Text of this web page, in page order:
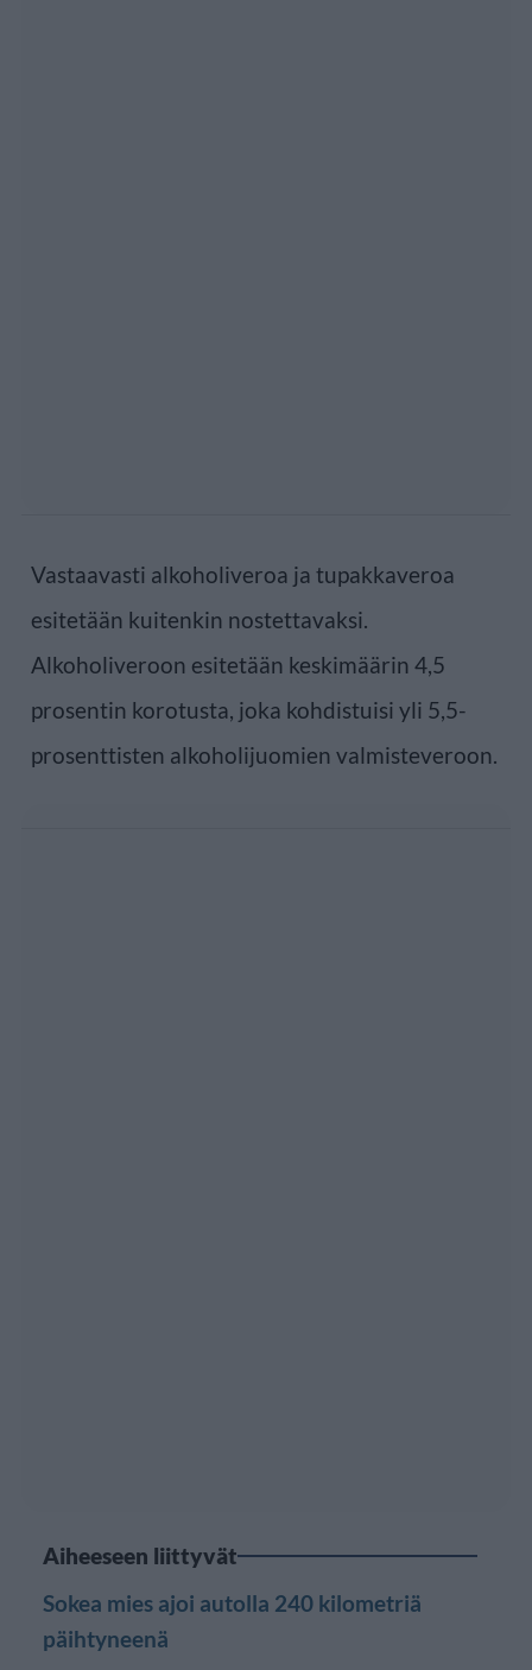
Vastaavasti alkoholiveroa ja tupakkaveroa
esitetään kuitenkin nostettavaksi.
Alkoholiveroon esitetään keskimäärin 4,5
prosentin korotusta, joka kohdistuisi yli 5,5-
prosenttisten alkoholijuomien valmisteveroon.
Aiheeseen liittyvät
Sokea mies ajoi autolla 240 kilometriä
päihtyneenä